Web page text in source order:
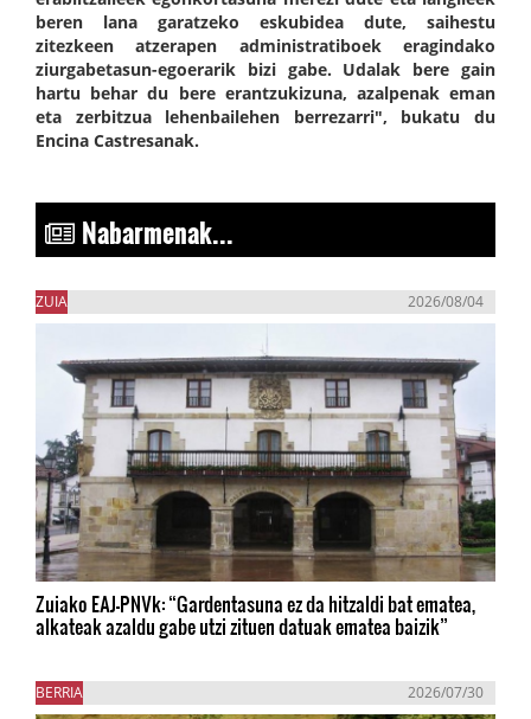
beren lana garatzeko eskubidea dute, saihestu
zitezkeen atzerapen administratiboek eragindako
ziurgabetasun-egoerarik bizi gabe. Udalak bere gain
hartu behar du bere erantzukizuna, azalpenak eman
eta zerbitzua lehenbailehen berrezarri", bukatu du
Encina Castresanak.
Nabarmenak...
ZUIA 2026/08/04
Zuiako EAJ-PNVk: “Gardentasuna ez da hitzaldi bat ematea,
alkateak azaldu gabe utzi zituen datuak ematea baizik”
BERRIA 2026/07/30